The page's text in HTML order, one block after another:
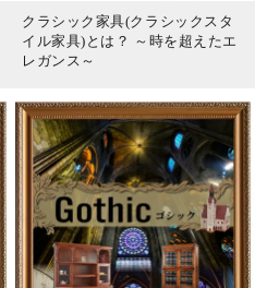
クラシック家具(クラシックスタ
イル家具)とは？ ～時を超えたエ
レガンス～